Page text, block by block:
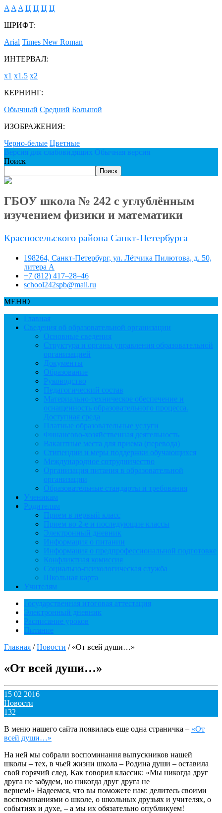
A A A Ц Ц Ц Ц
ШРИФТ:
Arial Times New Roman
ИНТЕРВАЛ:
х1 х1.5 х2
КЕРНИНГ:
Обычный Средний Большой
ИЗОБРАЖЕНИЯ:
Черно-белые Цветные
Версия для слабовидящих Обычная версия
Поиск
Поиск
ГБОУ школа № 242 с углублённым
изучением физики и математики
Красносельского района Санкт-Петербурга
198264, Санкт-Петербург, ул. Лётчика Пилютова, д. 50,
литера А
+7 (812) 417–28–46
school242spb@mail.ru
МЕНЮ
Главная
Сведения об образовательной организации
Основные сведения
Структура и органы управления образовательной
организацией
Документы
Образование
Руководство
Педагогический состав
Материально-техническое обеспечение и
оснащенность образовательного процесса.
Доступная среда
Платные образовательные услуги
Финансово-хозяйственная деятельность
Вакантные места для приема (перевода)
Стипендии и меры поддержки обучающихся
Международное сотрудничество
Организация питания в образовательной
организации
Образовательные стандарты и требования
Ученикам
Родителям
Прием в первый класс
Прием во 2-е и последующие классы
Электронный дневник
Информация о питании
Информация о предпрофессиональной подготовке
Конфликтная комиссия
Социально-психологическая служба
Школьная карта
Учителям
Государственная итоговая аттестация
Электронный дневник
Расписание уроков
Питание
Главная /Новости / «От всей души…»
«От всей души…»
15 02 2016
Новости
132
В меню нашего сайта появилась еще одна страничка – «От
всей души…»
На ней мы собрали воспоминания выпускников нашей
школы – тех, в чьей жизни школа – Родина души – оставила
свой горячий след. Как говорил классик: «Мы никогда друг
друга не забудем, но никогда друг друга не
вернем!» Надеемся, что вы поможете нам: делитесь своими
воспоминаниями о школе, о школьных друзьях и учителях, о
событиях и духе, – а мы их обязательно опубликуем!